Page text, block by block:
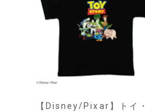
【Disney/Pixar】トイ・